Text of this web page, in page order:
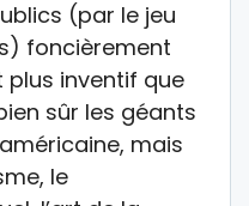
(par le jeu
foncièrement
plus inventif que
sûr les géants
mais
le